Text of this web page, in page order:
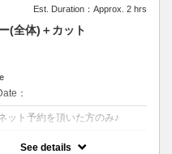
Est. Duration：Approx. 2 hrs
(全体)＋カット
：
ット予約を頂いた方のみ♪
See details